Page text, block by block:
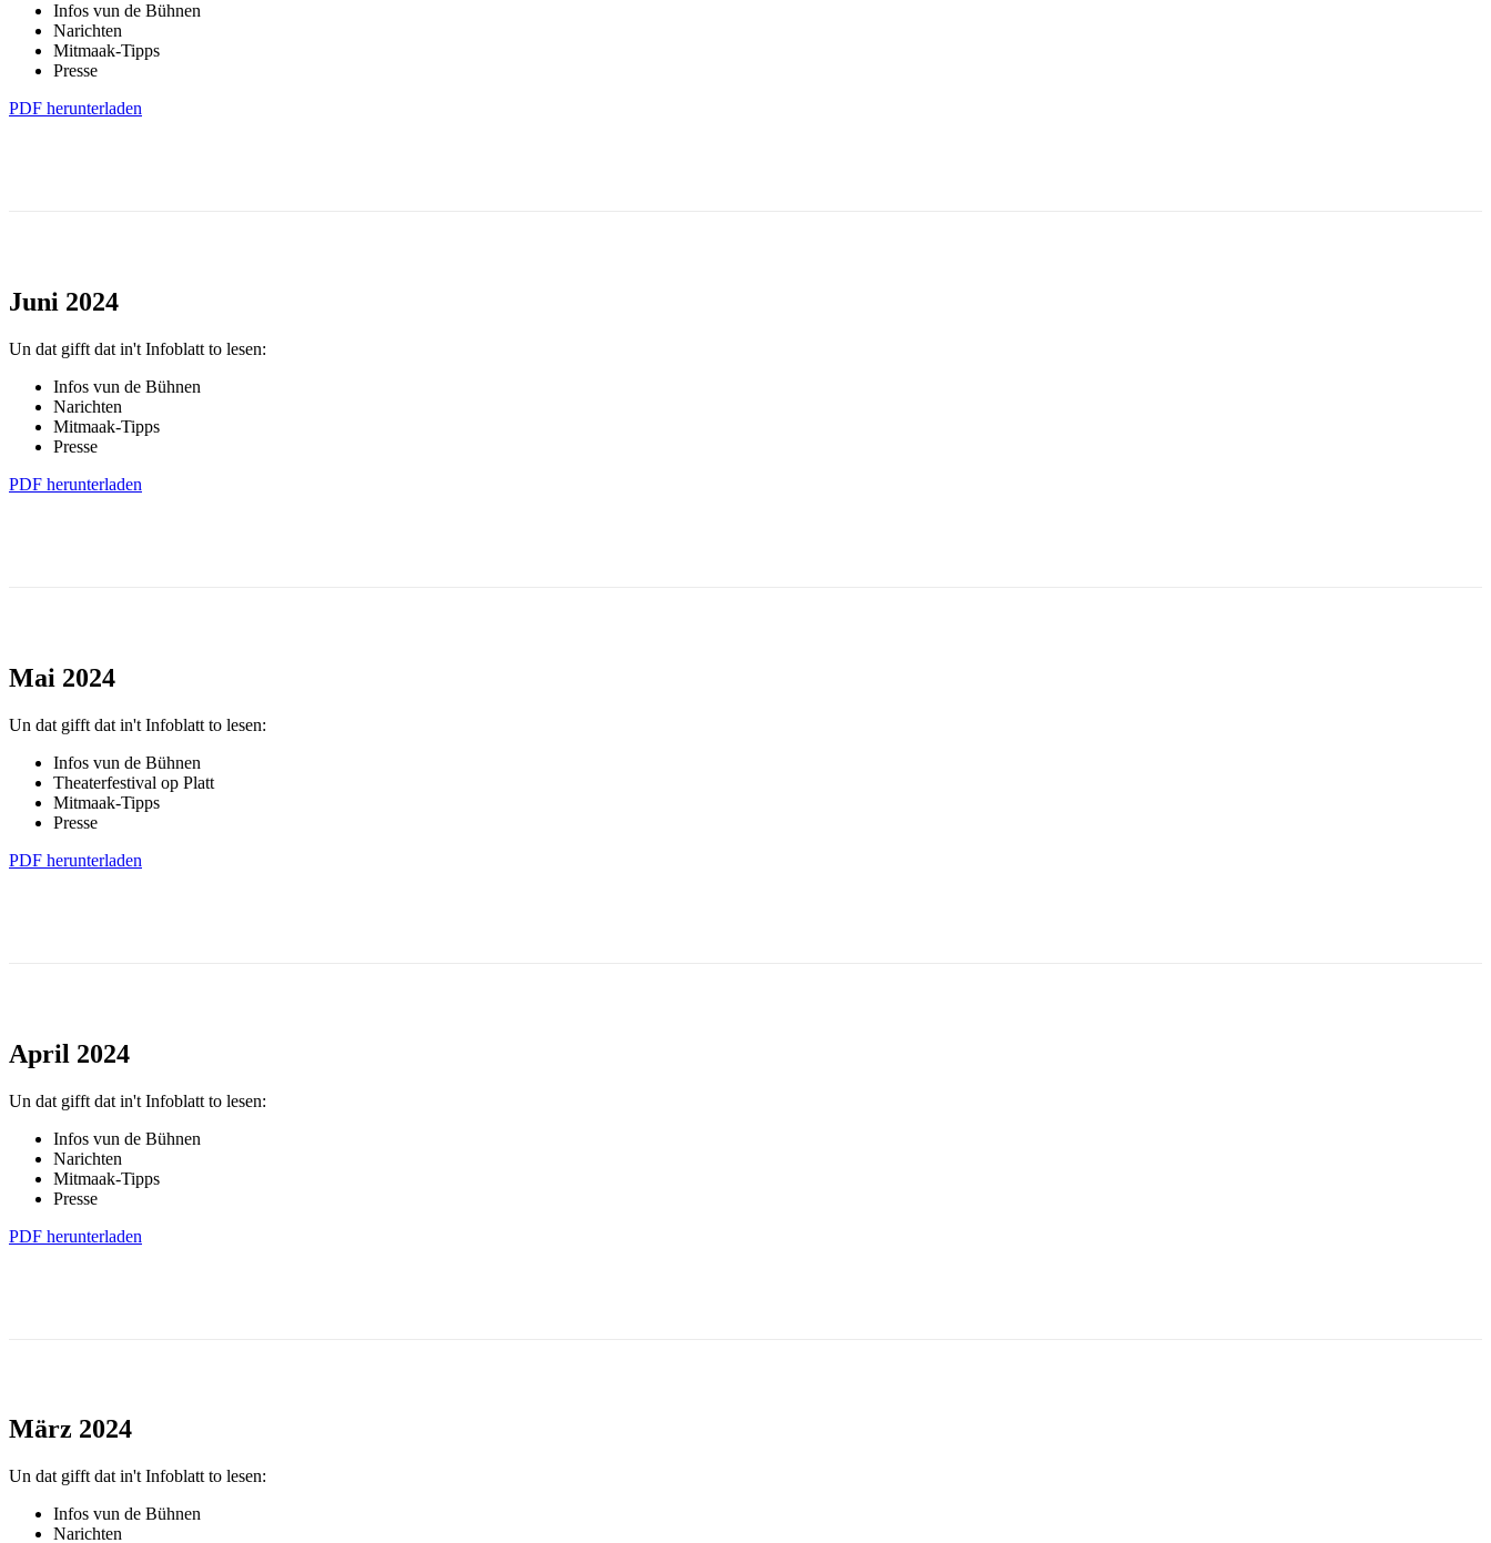
Infos vun de Bühnen
Narichten
Mitmaak-Tipps
Presse
PDF herunterladen
Juni 2024
Un dat gifft dat in't Infoblatt to lesen:
Infos vun de Bühnen
Narichten
Mitmaak-Tipps
Presse
PDF herunterladen
Mai 2024
Un dat gifft dat in't Infoblatt to lesen:
Infos vun de Bühnen
Theaterfestival op Platt
Mitmaak-Tipps
Presse
PDF herunterladen
April 2024
Un dat gifft dat in't Infoblatt to lesen:
Infos vun de Bühnen
Narichten
Mitmaak-Tipps
Presse
PDF herunterladen
März 2024
Un dat gifft dat in't Infoblatt to lesen:
Infos vun de Bühnen
Narichten